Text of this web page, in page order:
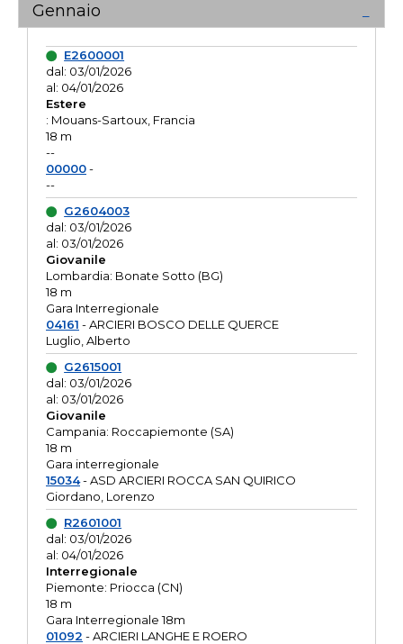
Gennaio
E2600001
dal: 03/01/2026
al: 04/01/2026
Estere
: Mouans-Sartoux, Francia
18 m
--
00000-
--
G2604003
dal: 03/01/2026
al: 03/01/2026
Giovanile
Lombardia: Bonate Sotto (BG)
18 m
Gara Interregionale
04161 - ARCIERI BOSCO DELLE QUERCE
Luglio, Alberto
G2615001
dal: 03/01/2026
al: 03/01/2026
Giovanile
Campania: Roccapiemonte (SA)
18 m
Gara interregionale
15034- ASD ARCIERI ROCCA SAN QUIRICO
Giordano, Lorenzo
R2601001
dal: 03/01/2026
al: 04/01/2026
Interregionale
Piemonte: Priocca (CN)
18 m
Gara Interregionale 18m
01092 - ARCIERI LANGHE E ROERO